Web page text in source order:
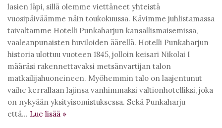
lasien läpi, sillä olemme viettäneet yhteistä
vuosipäiväämme näin toukokuussa. Kävimme juhlistamassa
taivaltamme Hotelli Punkaharjun kansallismaisemissa,
vaaleanpunaisten huviloiden äärellä. Hotelli Punkaharjun
historia ulottuu vuoteen 1845, jolloin keisari Nikolai I
määräsi rakennettavaksi metsänvartijan talon
matkailijahuoneineen. Myöhemmin talo on laajentunut
vaihe kerrallaan lajinsa vanhimmaksi valtionhotelliksi, joka
on nykyään yksityisomistuksessa. Sekä Punkaharju
että… Lue lisää »